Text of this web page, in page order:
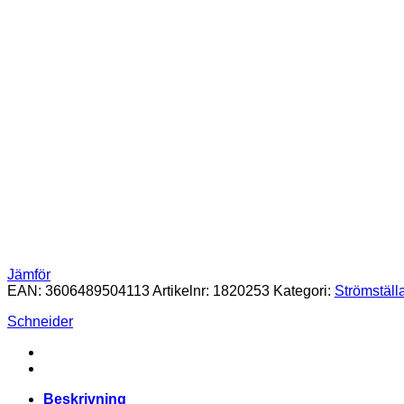
Jämför
EAN: 3606489504113Artikelnr: 1820253 Kategori:
Schneider
Beskrivning